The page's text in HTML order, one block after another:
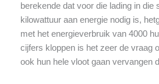
berekende dat voor die lading in die
kilowattuur aan energie nodig is,
met het energieverbruik van 4000
cijfers kloppen is het zeer de vraag
ook hun hele vloot gaan vervangen